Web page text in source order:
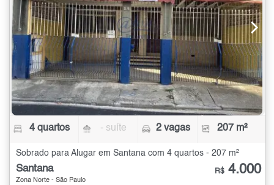
4 quartos - suíte 2 vagas 207 m²
Sobrado para Alugar em Santana com 4 quartos - 207 m²
Santana
Zona Norte - São Paulo
R$ 4.000